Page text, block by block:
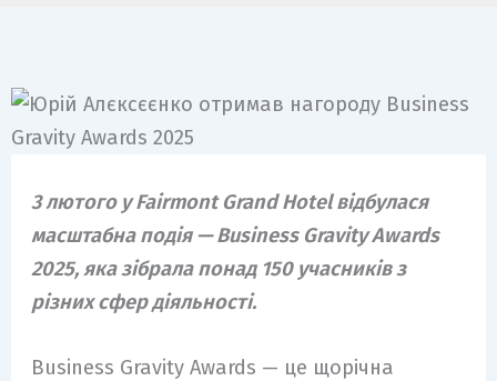
3 лютого у Fairmont Grand Hotel відбулася
масштабна подія — Business Gravity Awards
2025, яка зібрала понад 150 учасників з
різних сфер діяльності.
Business Gravity Awards — це щорічна